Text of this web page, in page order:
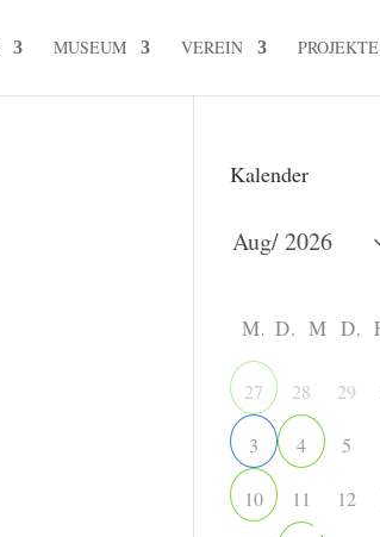
MUSEUM VEREIN PROJEKTE
Kalender
M D M D
27 28 29
3 4 5
10 11 12